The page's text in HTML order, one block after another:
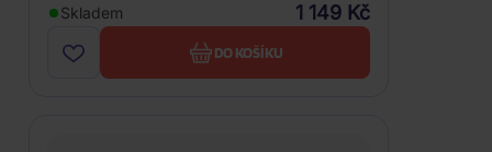
Skladem 1 149 Kč
DO KOŠÍKU